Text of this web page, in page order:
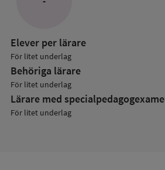
Elever per lärare
För litet underlag
Behöriga lärare
För litet underlag
Lärare med
För litet underlag